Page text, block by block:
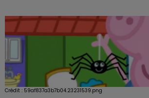
Crédit : 59af837a3b7b04.23231539.png